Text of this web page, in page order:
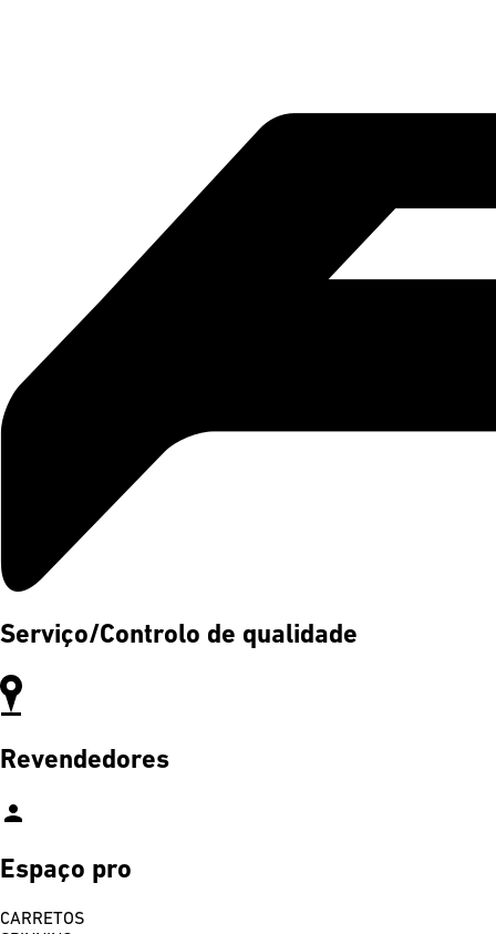
Serviço/Controlo de qualidade
Revendedores
person
Espaço pro
CARRETOS